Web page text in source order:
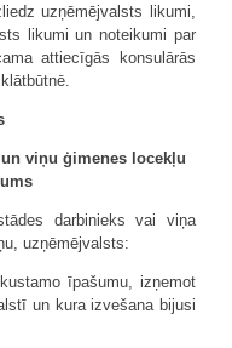
uzņēmējvalsts likumi,
likumi un noteikumi par
attiecīgās konsulārās
viņu ģimenes locekļu
darbinieks vai viņa
uzņēmējvalsts:
īpašumu, izņemot
un kura izvešana bijusi